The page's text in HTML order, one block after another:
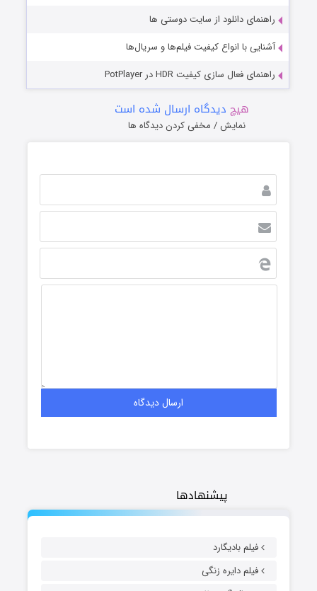
پیشنهادها
فیلم بادیگارد
فیلم دایره زنگی
راهنمای دانلود از سایت دوستی ها
آشنایی با انواع کیفیت فیلم‌ها و سریال‌ها
راهنمای فعال سازی کیفیت HDR در PotPlayer
هیچ دیدگاه ارسال شده است
نمایش / مخفی کردن دیدگاه ها